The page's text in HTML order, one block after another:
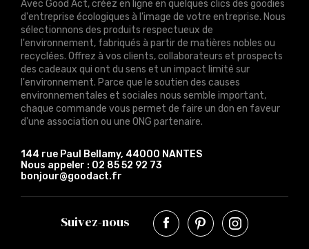
Avec Good Act, créez en ligne en quelques clics des goodies
d'entreprise écologiques à l'image de votre entreprise. Nous
sélectionnons des produits respectueux de
l'environnement, fabriqués à partir de matières nobles ou
recyclées. Offrez à vos clients, collaborateurs et prospects
des cadeaux qui ont du sens et un impact limité sur
l'environnement. Parce que le soutien des causes
environnementales et sociales nous semble important,
chaque commande vous permet de faire un don en faveur
d'une association ou une ONG partenaire.
144 rue Paul Bellamy, 44000 NANTES
Nous appeler : 02 85 52 92 73
bonjour@goodact.fr
Suivez-nous